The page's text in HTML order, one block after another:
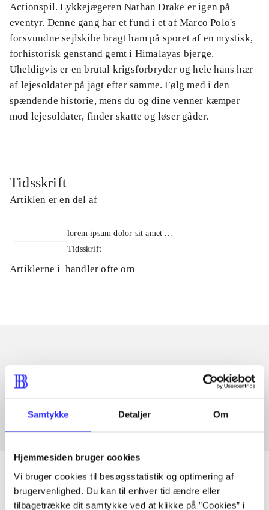
Samtykke Detaljer Om
Hjemmesiden bruger cookies
Vi bruger cookies til besøgsstatistik og optimering af
brugervenlighed. Du kan til enhver tid ændre eller
tilbagetrække dit samtykke ved at klikke på ”Cookies” i
Actionspil. Lykkejægeren Nathan Drake er igen på
eventyr. Denne gang har et fund i et af Marco Polo's
forsvundne sejlskibe bragt ham på sporet af en mystisk,
forhistorisk genstand gemt i Himalayas bjerge.
Uheldigvis er en brutal krigsforbryder og hele hans hær
af lejesoldater på jagt efter samme. Følg med i den
spændende historie, mens du og dine venner kæmper
mod lejesoldater, finder skatte og løser gåder.
Tidsskrift
Artiklen er en del af
lorem ipsum dolor sit amet ...
Tidsskrift
Artiklerne i handler ofte om
Artikler med samme emner
Fra